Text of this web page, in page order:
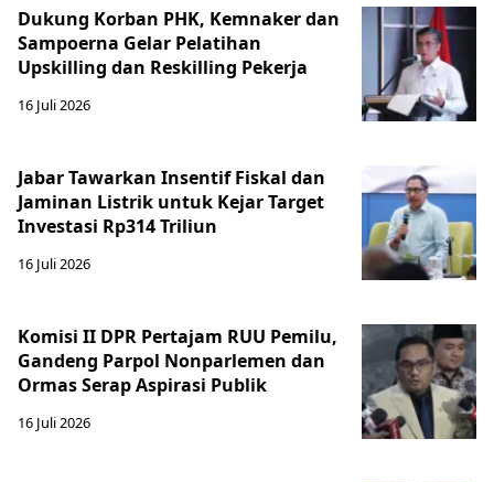
Dukung Korban PHK, Kemnaker dan
Sampoerna Gelar Pelatihan
Upskilling dan Reskilling Pekerja
16 Juli 2026
Jabar Tawarkan Insentif Fiskal dan
Jaminan Listrik untuk Kejar Target
Investasi Rp314 Triliun
16 Juli 2026
Komisi II DPR Pertajam RUU Pemilu,
Gandeng Parpol Nonparlemen dan
Ormas Serap Aspirasi Publik
16 Juli 2026